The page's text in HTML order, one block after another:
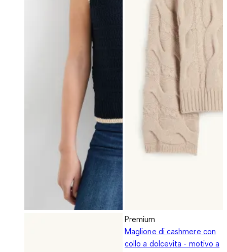
Premium
Maglione di cashmere con
collo a dolcevita - motivo a